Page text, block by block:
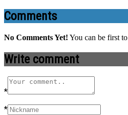
Comments
No Comments Yet! You can be first to
Write comment
*
*